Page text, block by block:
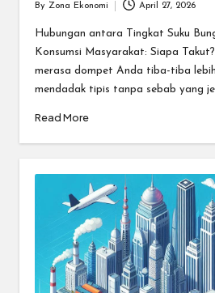
Posted
by
By Zona Ekonomi April 27, 2026
Hubungan antara Tingkat Suku
Konsumsi Masyarakat: Siapa
merasa dompet Anda tiba-tiba
mendadak tipis tanpa sebab yang
Read More